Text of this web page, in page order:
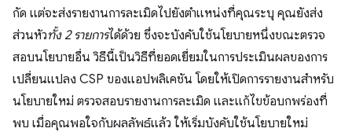
กัด แต่จะส่งรายงานการละเมิดไปยังตำแหน่งที่คุณระบุ คุณยังส่ง
ส่วนหัวทั้ง 2 รายการได้ด้วย ซึ่งจะบังคับใช้นโยบายหนึ่งขณะตรวจ
สอบนโยบายอื่น วิธีนี้เป็นวิธีที่ยอดเยี่ยมในการประเมินผลของการ
เปลี่ยนแปลง CSP ของแอปพลิเคชัน โดยให้เปิดการรายงานสำหรับ
นโยบายใหม่ ตรวจสอบรายงานการละเมิด และแก้ไขข้อบกพร่องที่
พบ เมื่อคุณพอใจกับผลลัพธ์แล้ว ให้เริ่มบังคับใช้นโยบายใหม่